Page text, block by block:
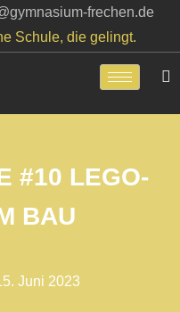
frechen.de
Schule, die gelingt.
#10 LEGO-
BAU
Juni 2023